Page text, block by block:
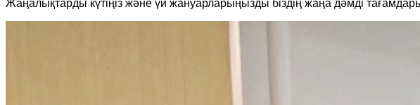
Жаңалықтарды күтіңіз және үй жануарларыңызды біздің жаңа дәмді